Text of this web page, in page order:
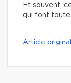
Et souvent,
qui font toute
Article